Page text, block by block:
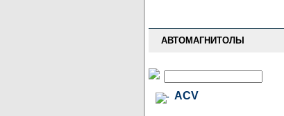
АВТОМАГНИТОЛЫ
ACV